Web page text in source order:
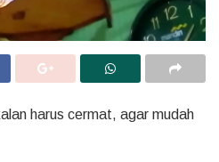
harus cermat, agar mudah